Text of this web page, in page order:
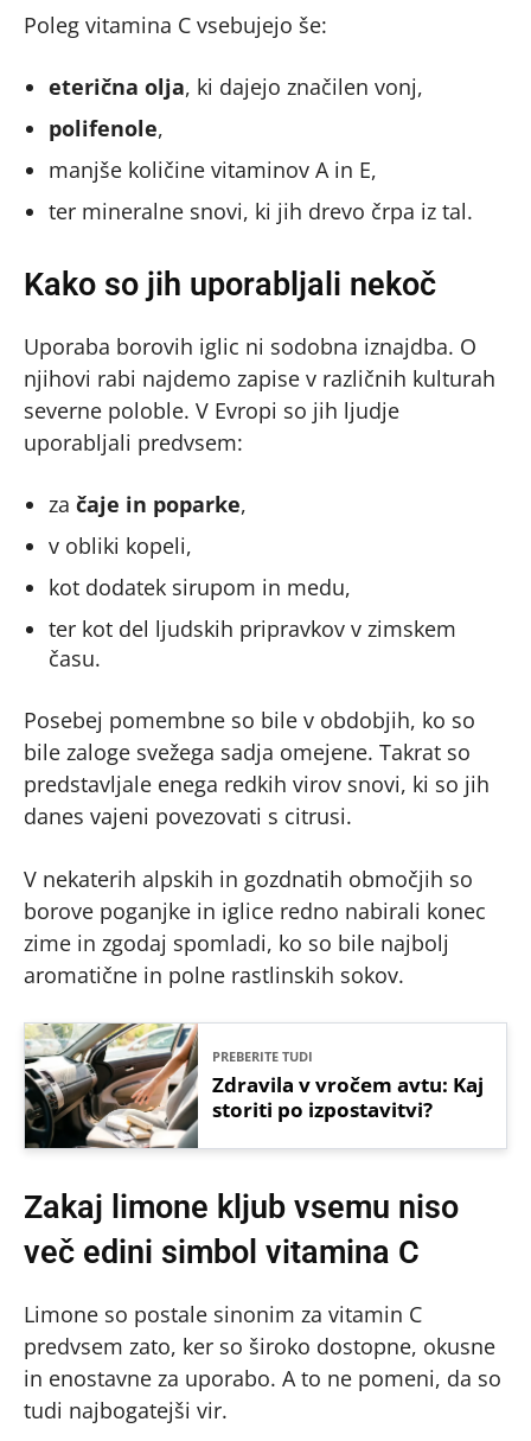
Poleg vitamina C vsebujejo še:
eterična olja, ki dajejo značilen vonj,
polifenole,
manjše količine vitaminov A in E,
ter mineralne snovi, ki jih drevo črpa iz tal.
Kako so jih uporabljali nekoč
Uporaba borovih iglic ni sodobna iznajdba. O
njihovi rabi najdemo zapise v različnih kulturah
severne poloble. V Evropi so jih ljudje
uporabljali predvsem:
za čaje in poparke,
v obliki kopeli,
kot dodatek sirupom in medu,
ter kot del ljudskih pripravkov v zimskem
času.
Posebej pomembne so bile v obdobjih, ko so
bile zaloge svežega sadja omejene. Takrat so
predstavljale enega redkih virov snovi, ki so jih
danes vajeni povezovati s citrusi.
V nekaterih alpskih in gozdnatih območjih so
borove poganjke in iglice redno nabirali konec
zime in zgodaj spomladi, ko so bile najbolj
aromatične in polne rastlinskih sokov.
PREBERITE TUDI
Zdravila v vročem avtu: Kaj
storiti po izpostavitvi?
Zakaj limone kljub vsemu niso
več edini simbol vitamina C
Limone so postale sinonim za vitamin C
predvsem zato, ker so široko dostopne, okusne
in enostavne za uporabo. A to ne pomeni, da so
tudi najbogatejši vir.